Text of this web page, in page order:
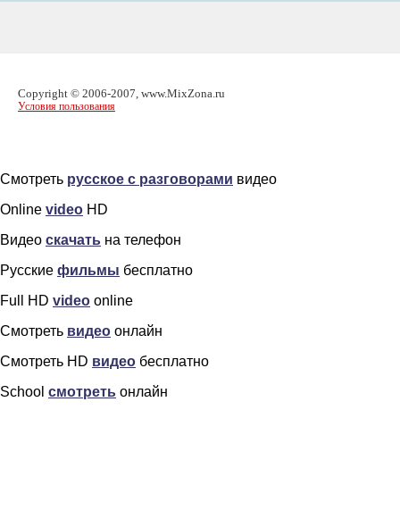
Copyright © 2006-2007, www.MixZona.ru
Условия пользования
Смотреть русское с разговорами видео
Online video HD
Видео скачать на телефон
Русские фильмы бесплатно
Full HD video online
Смотреть видео онлайн
Смотреть HD видео бесплатно
School смотреть онлайн